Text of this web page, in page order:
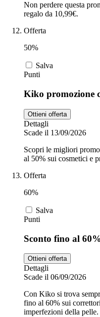
Non perdere questa
regalo da 10,99€.
Offerta
50%
Salva
Punti
Kiko promozione
Ottieni offerta
Dettagli
Scade il 13/09/2026
Scopri le migliori
al 50% sui cosmetici e
Offerta
60%
Salva
Punti
Sconto fino al
Ottieni offerta
Dettagli
Scade il 06/09/2026
Con Kiko si trova
fino al 60% sui
imperfezioni della pelle.